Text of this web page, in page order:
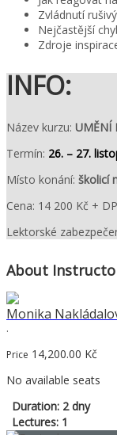
Zvládnutí
Nejčastější
Zdroje
INFO:
Název kurzu: UMĚNÍ
Termín: 26. – 27.
Místo konání: školicí
Cena: 14 200 Kč +
Lektorské
About
Monika
.
Price 14,200.00 Kč
No available seats
Duration: 2 dny
Lectures: 1